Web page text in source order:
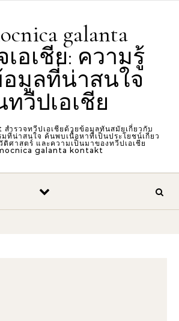
galanta
เอเชีย: ความรู้
มูลที่น่าสนใจ
ทวีปเอเชีย
ำรวจทวีปเอเชียด้วยข้อมูลทันสมัยเกี่ยวกับ
ที่น่าสนใจ ค้นพบเนื้อหาที่เป็นประโยชน์เกี่ยว
ติศาสตร์ และความเป็นมาของทวีปเอเชีย
galanta kontakt